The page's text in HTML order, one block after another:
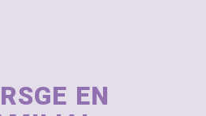
EN